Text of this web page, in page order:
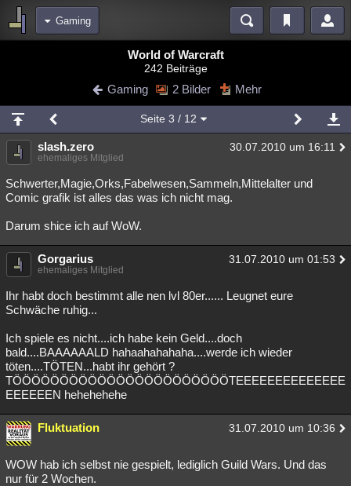
Gaming
Blogs Videos
Chat Wiki Neuigkeiten
meine Rubriken
Menschen Wissenschaft Mystery Kriminalfälle
Spiritualität Verschwörungen Technologie Ufologie
Philosophie Träume Literatur
Astronomie Helpdesk Gruppen Gaming
Übersichten
Besucht Teilgenommen Alle
Lesenswert Schlüsselwörter
World of Warcraft
242 Beiträge
Gaming 2 Bilder Mehr
Seite 3 / 12
slash.zero 30.07.2010 um 16:11
ehemaliges Mitglied
Schwerter,Magie,Orks,Fabelwesen,Sammeln,Mittelalter und
Comic grafik ist alles das was ich nicht mag.
Darum shice ich auf WoW.
Gorgarius 31.07.2010 um 01:53
ehemaliges Mitglied
Ihr habt doch bestimmt alle nen lvl 80er...... Leugnet eure
Schwäche ruhig...
Ich spiele es nicht....ich habe kein Geld....doch
bald....BAAAAAALD hahaahahahaha....werde ich wieder
töten....TÖTEN...habt ihr gehört ?
TÖÖÖÖÖÖÖÖÖÖÖÖÖÖÖÖÖÖÖÖÖÖÖTEEEEEEEEEEEEEE
EEEEEEN hehehehehe
Fluktuation 31.07.2010 um 10:36
WOW hab ich selbst nie gespielt, lediglich Guild Wars. Und das
nur für 2 Wochen.